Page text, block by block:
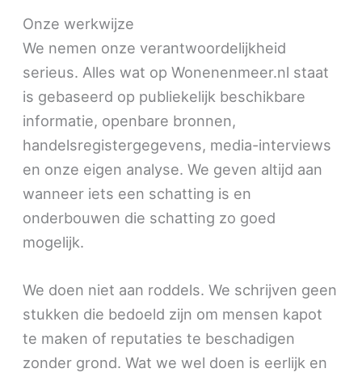
Onze werkwijze
We nemen onze verantwoordelijkheid
serieus. Alles wat op Wonenenmeer.nl staat
is gebaseerd op publiekelijk beschikbare
informatie, openbare bronnen,
handelsregistergegevens, media-interviews
en onze eigen analyse. We geven altijd aan
wanneer iets een schatting is en
onderbouwen die schatting zo goed
mogelijk.
We doen niet aan roddels. We schrijven geen
stukken die bedoeld zijn om mensen kapot
te maken of reputaties te beschadigen
zonder grond. Wat we wel doen is eerlijk en